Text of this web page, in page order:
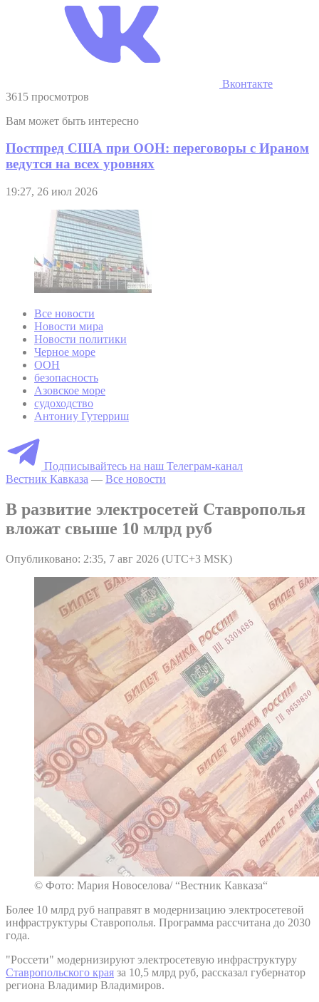
Вконтакте
3615 просмотров
Вам может быть интересно
Постпред США при ООН: переговоры с Ираном
ведутся на всех уровнях
19:27, 26 июл 2026
Все новости
Новости мира
Новости политики
Черное море
ООН
безопасность
Азовское море
судоходство
Антониу Гутерриш
Подписывайтесь на наш Телеграм-канал
Вестник Кавказа — Все новости
В развитие электросетей Ставрополья
вложат свыше 10 млрд руб
Опубликовано: 2:35, 7 авг 2026 (UTC+3 MSK)
© Фото: Мария Новоселова/ “Вестник Кавказа“
Более 10 млрд руб направят в модернизацию электросетевой
инфраструктуры Ставрополья. Программа рассчитана до 2030
года.
"Россети" модернизируют электросетевую инфраструктуру
Ставропольского края за 10,5 млрд руб, рассказал губернатор
региона Владимир Владимиров.